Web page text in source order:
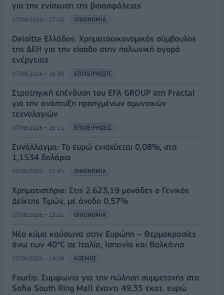
για την ενίσχυση της βιοασφάλειας
07/08/2026 - 17:02 ΟΙΚΟΝΟΜΙΑ
Deloitte Ελλάδος: Χρηματοοικονομικός σύμβουλος
της ΔΕΗ για την είσοδο στην πολωνική αγορά
ενέργειας
07/08/2026 - 16:38 ΕΠΙΧΕΙΡΗΣΕΙΣ
Στρατηγική επένδυση του EFA GROUP στη Fractal
για την ανάπτυξη προηγμένων αμυντικών
τεχνολογιών
07/08/2026 - 16:11 ΕΠΙΧΕΙΡΗΣΕΙΣ
Συνάλλαγμα: Το ευρώ ενισχύεται 0,08%, στα
1,1534 δολάρια
07/08/2026 - 15:45 ΟΙΚΟΝΟΜΙΑ
Χρηματιστήριο: Στις 2.623,19 μονάδες ο Γενικός
Δείκτης Τιμών, με άνοδο 0,57%
07/08/2026 - 15:21 ΟΙΚΟΝΟΜΙΑ
Νέο κύμα καύσωνα στην Ευρώπη – Θερμοκρασίες
άνω των 40°C σε Ιταλία, Ισπανία και Βαλκάνια
07/08/2026 - 14:58 ΚΟΣΜΟΣ
Fourlis: Συμφωνία για την πώληση συμμετοχής στο
Sofia South Ring Mall έναντι 49,35 εκατ. ευρώ